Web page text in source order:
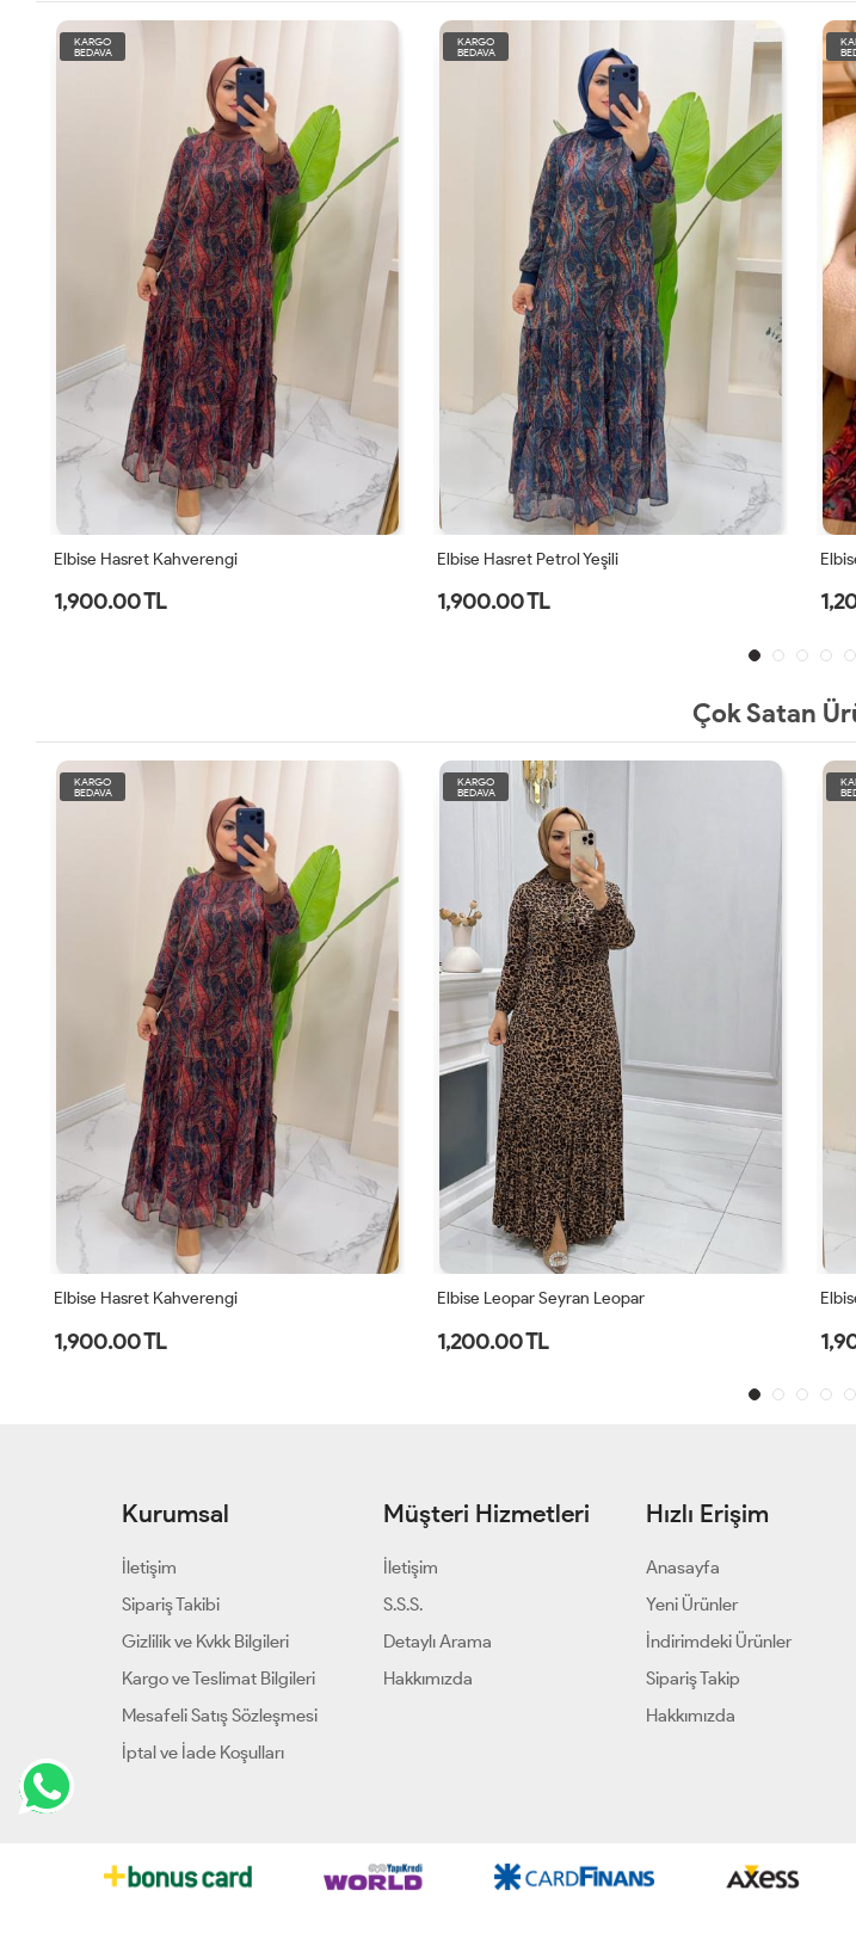
KARGO
BEDAVA
Elbise Hasret Kahverengi
1,900.00 TL
KARGO
BEDAVA
Elbise Hasret Petrol Yeşili
1,900.00 TL
Çok Satan
KARGO
BEDAVA
Elbise Hasret Kahverengi
1,900.00 TL
KARGO
BEDAVA
Elbise Leopar Seyran Leopar
1,200.00 TL
Kurumsal
İletişim
Sipariş Takibi
Gizlilik ve Kvkk Bilgileri
Kargo ve Teslimat Bilgileri
Mesafeli Satış Sözleşmesi
İptal ve İade Koşulları
Müşteri Hizmetleri
İletişim
S.S.S.
Detaylı Arama
Hakkımızda
Hızlı Erişim
Anasayfa
Yeni Ürünler
İndirimdeki Ürünler
Sipariş Takip
Hakkımızda